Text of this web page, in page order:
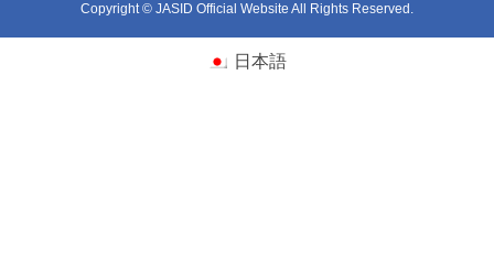
Copyright © JASID Official Website All Rights Reserved.
日本語